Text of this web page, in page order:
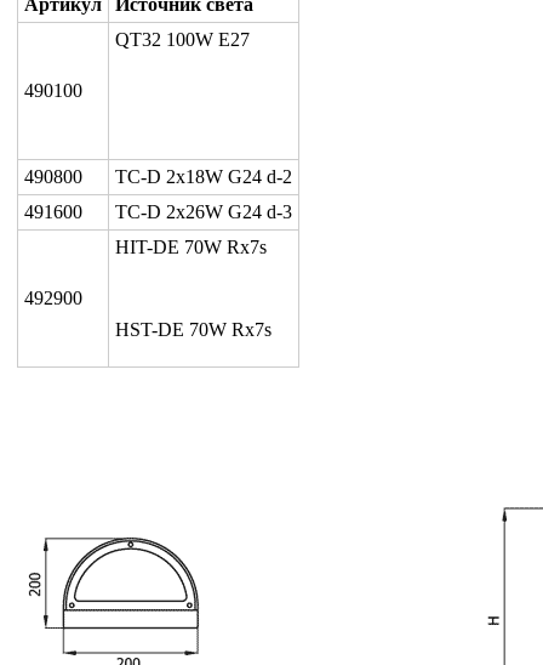
490100
QT32 100W E27
490800
TC-D 2x18W G24 d-2
491600
TC-D 2x26W G24 d-3
492900
HIT-DE 70W Rx7s
HST-DE 70W Rx7s